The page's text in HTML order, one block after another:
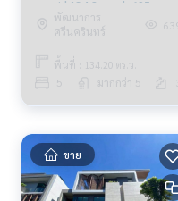
+maid 134.2sqwah 695sqm.
77,900,000 Am: 0656199198
พัฒนาการ
ศรีนครินทร์
639
พื้นที่ : 134.20 ตร.ว.
5 มากกว่า 5
ขาย